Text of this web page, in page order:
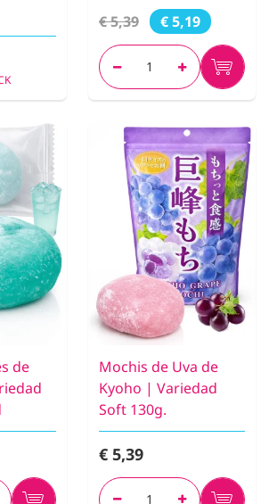
€ 5,39 € 5,19
de
Mochis de Uva de
Kyoho | Variedad
Soft 130g.
€ 5,39